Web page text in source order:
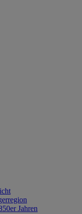
Jahren